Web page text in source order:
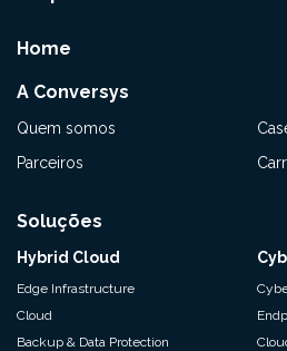
Home
A Conversys
Quem somos
Parceiros
Soluções
Hybrid Cloud
Edge Infrastructure
Cloud
Backup & Data Protection